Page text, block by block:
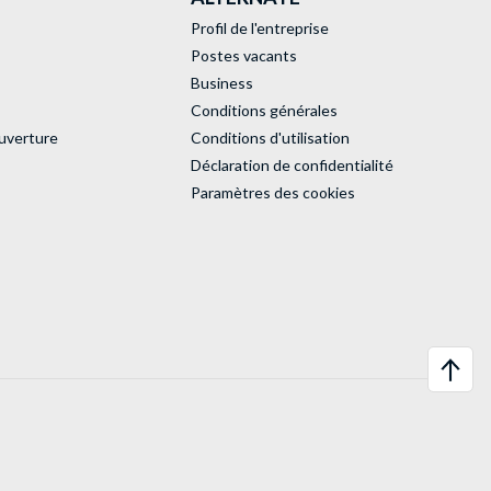
Profil de l'entreprise
Postes vacants
Business
Conditions générales
Conditions d'utilisation
Déclaration de confidentialité
Paramètres des cookies